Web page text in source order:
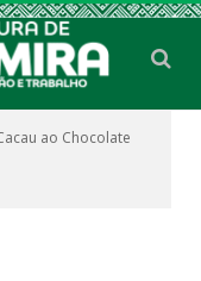
ao Chocolate